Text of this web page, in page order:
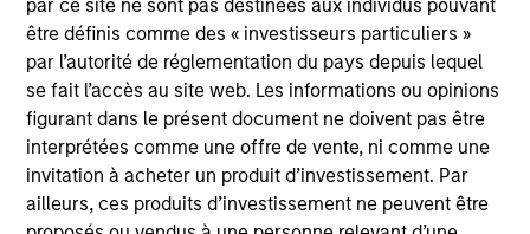
par ce site ne sont pas destinées aux individus pouvant
être définis comme des « investisseurs particuliers »
par l’autorité de réglementation du pays depuis lequel
se fait l’accès au site web. Les informations ou opinions
figurant dans le présent document ne doivent pas être
interprétées comme une offre de vente, ni comme une
invitation à acheter un produit d’investissement. Par
ailleurs, ces produits d’investissement ne peuvent être
Management Pty Limited. In prior roles, Vikram was
a Managing Director at MerSan Capital and
Resource America in New York. He formerly served
as Vice President at Credit Suisse First Boston (New
York), prior to which he worked at Morgan Stanley
(New York) in Private Wealth Management and at
SBC Warburg Dillon Read (London & New York) and
Robert Fleming & Co. (London) in their Corporate